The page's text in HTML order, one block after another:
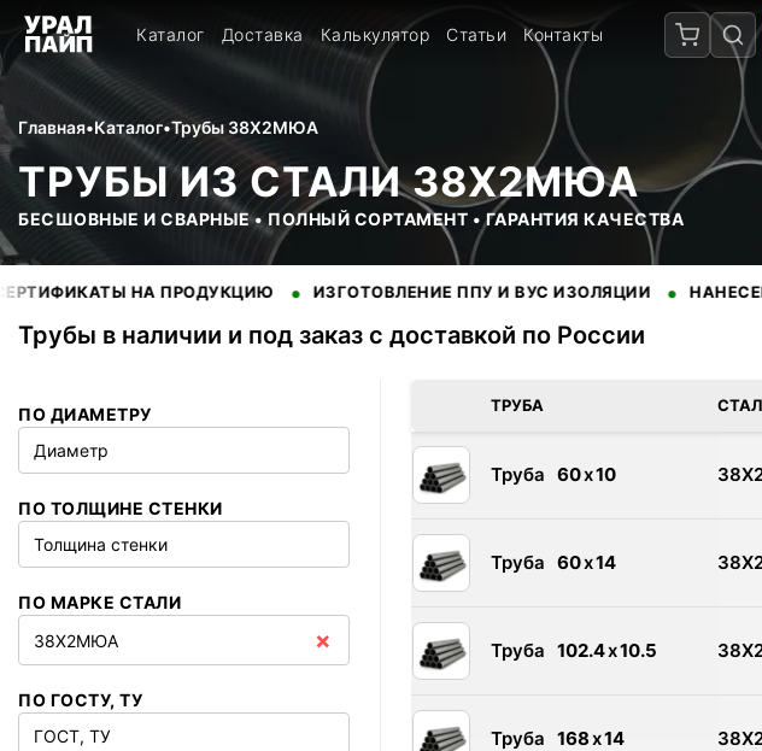
Каталог Доставка Калькулятор Статьи Контакты
Главная•Каталог•Трубы 38Х2МЮА
ТРУБЫ ИЗ СТАЛИ 38Х2МЮА
БЕСШОВНЫЕ И СВАРНЫЕ • ПОЛНЫЙ СОРТАМЕНТ • ГАРАНТИЯ КАЧЕСТВА
НА ПРОДУКЦИЮ • ИЗГОТОВЛЕНИЕ ППУ И ВУС ИЗОЛЯЦИИ • НАНЕСЕНИЕ
Трубы в наличии и под заказ с доставкой по России
ПО ДИАМЕТРУ
Диаметр
ПО ТОЛЩИНЕ СТЕНКИ
Толщина стенки
ПО МАРКЕ СТАЛИ
38Х2МЮА
×
ПО ГОСТУ, ТУ
ГОСТ, ТУ
ТРУБА
Труба 60x10
Труба 60x14
Труба 102.4x10.5
Труба 168x14